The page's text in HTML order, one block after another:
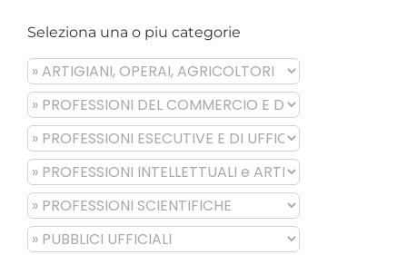
Seleziona una o piu categorie